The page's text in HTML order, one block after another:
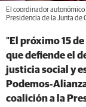
El coordinador
Presidencia de la Junta de
" El próximo 15
que defiende el
justicia social y
coalición a la